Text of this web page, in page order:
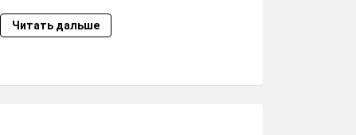
Читать дальше